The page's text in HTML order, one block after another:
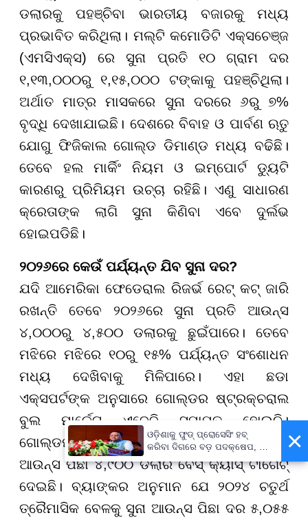
ଡଲାରକୁ ପହଞ୍ଚିବା ଭାରତୀୟ ବଜାରକୁ ମଧ୍ୟ
ପ୍ରଭାବିତ କରିଥିଲା। ମଲ୍ଟି କମୋଡିଟି ଏକ୍ସଚେଞ୍ଜ
(ଏମସିଏକ୍ସ) ରେ ସୁନା ପ୍ରତି ୧୦ ଗ୍ରାମ ଦର
୧,୧୩,୦୦୦ରୁ ୧,୧୫,୦୦୦ ଟଙ୍କାକୁ ପହଞ୍ଚିଥିଲା।
ଅର୍ଥାତ ମାତ୍ର ମାସକରେ ସୁନା ଦରରେ ୬ରୁ ୭%
ବୃଦ୍ଧି ଦେଖାଯାଇଛି। ଦେଶରେ ବିବାହ ଓ ପାର୍ବଣ ଋତୁ
ଯୋଗୁ ଫିଜିକାଲ ଗୋଲ୍ଡ ଡିମାଣ୍ଡ ମଧ୍ୟ ବଢିଛି।
ତେବେ ହଲ ମାର୍କିଂ ନିୟମ ଓ ଇମ୍ପୋର୍ଟ ଡ୍ୟୁଟି
କାରଣରୁ ପ୍ରିମିୟମ ଉଚ୍ଚା ରହିଛି। ଏଣୁ ସାଧାରଣ
କ୍ରେତାଙ୍କ ଲାଗି ସୁନା କିଣିବା ଏବେ ଦୁର୍ଲଭ
ହୋଇପଡିଛି।
୨୦୨୬ରେ କେଉଁ ପର୍ଯ୍ୟନ୍ତ ଯିବ ସୁନା ଦର?
ଯଦି ଆମେରିକା ଫେଡେରାଲ ରିଜର୍ଭ ରେଟ୍ କଟ୍ ଜାରି
ରଖନ୍ତି ତେବେ ୨୦୨୬ରେ ସୁନା ପ୍ରତି ଆଉନ୍ସ
୪,୦୦୦ରୁ ୪,୫୦୦ ଡଲାରକୁ ଛୁଇଁପାରେ। ତେବେ
ମଝିରେ ମଝିରେ ୧୦ରୁ ୧୫% ପର୍ଯ୍ୟନ୍ତ ସଂଶୋଧନ
ମଧ୍ୟ ଦେଖିବାକୁ ମିଳିପାରେ। ଏହା ଛଡା
ଏକ୍ସପର୍ଟଙ୍କ ଅନୁସାରେ ଗୋଲ୍ଡର ଷ୍ଟ୍ରକ୍ଚରାଲ
ବୁଲ ମାର୍କେଟ ଏବେବି ସମାପ୍ତ ହୋଇନି।
ଗୋଲ୍ଡମ୍ୟାନ ସାକ୍ସ ୨୦୨୬ ସମାପ୍ତ ପର୍ଯ୍ୟନ୍ତ
ଆଉନ୍ସ ପିଛା ୪,୯୦୦ ଡଲାର ବେସ୍ କ୍ୟାସ୍ ଟାର୍ଗେଟ୍
ଦେଇଛି। ବ୍ୟାଙ୍କର ଅନୁମାନ ଯେ ୨୦୨୪ ଚତୁର୍ଥ
ତ୍ରୈମାସିକ ବେଳକୁ ସୁନା ଆଉନ୍ସ ପିଛା ଦର ୫,୦୫୫
×
ଓଡ଼ିଶାକୁ ଫୁଡ୍ ପ୍ରୋସେସିଂ ହବ୍
କରିବା ଦିଗରେ ବଡ଼ ପଦକ୍ଷେପ, ୪୨